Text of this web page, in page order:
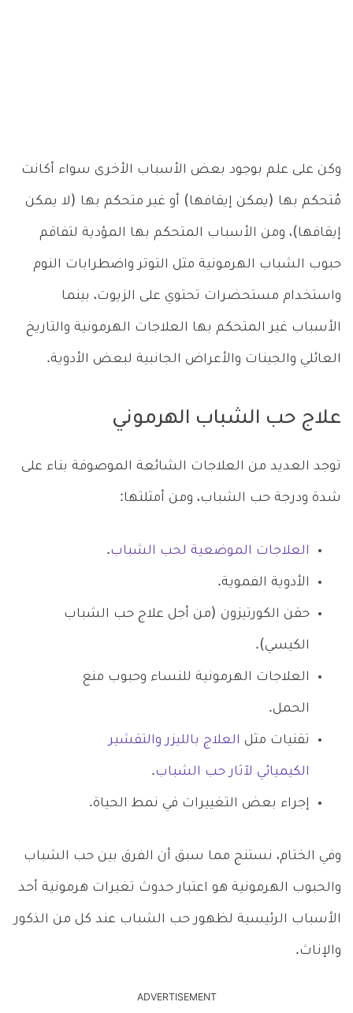
وكن على علم بوجود بعض الأسباب الأخرى سواء أكانت
مُتحكم بها (يمكن إيقافها) أو غير متحكم بها (لا يمكن
إيقافها)، ومن الأسباب المتحكم بها المؤدية لتفاقم
حبوب الشباب الهرمونية مثل التوتر واضطرابات النوم
واستخدام مستحضرات تحتوي على الزيوت، بينما
الأسباب غير المتحكم بها العلاجات الهرمونية والتاريخ
العائلي والجينات والأعراض الجانبية لبعض الأدوية.
علاج حب الشباب الهرموني
توجد العديد من العلاجات الشائعة الموصوفة بناء على
شدة ودرجة حب الشباب، ومن أمثلتها:
العلاجات الموضعية لحب الشباب.
الأدوية الفموية.
حقن الكورتيزون (من أجل علاج حب الشباب
الكيسي).
العلاجات الهرمونية للنساء وحبوب منع
الحمل.
تقنيات مثل العلاج بالليزر والتقشير
الكيميائي لآثار حب الشباب.
إجراء بعض التغييرات في نمط الحياة.
وفي الختام، نستنج مما سبق أن الفرق بين حب الشباب
والحبوب الهرمونية هو اعتبار حدوث تغيرات هرمونية أحد
الأسباب الرئيسية لظهور حب الشباب عند كل من الذكور
والإناث.
ADVERTISEMENT